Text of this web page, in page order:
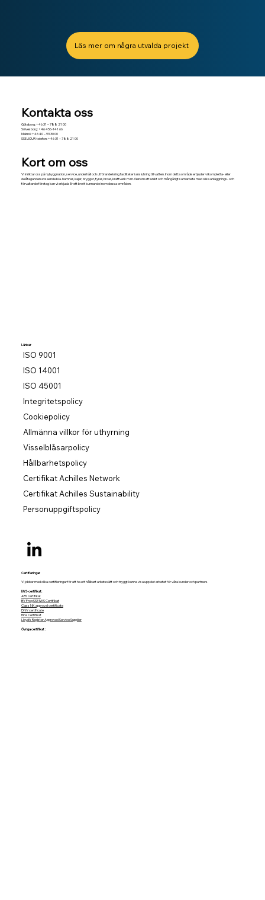
Läs mer om några utvalda projekt
Kontakta oss
Göteborg: +46 31 – 788 21 00
Sölvesborg: +46 456-141 66
Malmö: +46 40 – 93 30 00
SSE JOUR-telefon: +46 31 – 788 21 00
Kort om oss
Vi inriktar oss på nybyggnation, service, underhåll och utförande kring faciliteter i anslutning till vatten. Inom detta område erbjuder vi kompletta- eller
delåtaganden avseende bl.a. hamnar, kajer, bryggor, fyrar, broar, kraftverk m.m. Genom ett unikt och mångårigt samarbete med olika anläggnings- och
förvaltande företag kan vi erbjuda Er ett brett kunnande inom dessa områden.
Länkar
ISO 9001
ISO 14001
ISO 45001
Integritetspolicy
Cookiepolicy
Allmänna villkor för uthyrning
Visselblåsarpolicy
Hållbarhetspolicy
Certifikat Achilles Network
Certifikat Achilles Sustainability
Personuppgiftspolicy
Certifieringar
Vi jobbar med olika certifieringar för att ha ett hållbart arbetssätt och tryggt kunna visa upp det arbetet för våra kunder och partners.
IWS-certifikat:
ABS certifikat
BV Frog SSE IWS Certifikat
Class NK approval certificate
DNV certificate
Rina Certifikat
Lloyd's Register Approved Service Supplier
Övriga certifikat :